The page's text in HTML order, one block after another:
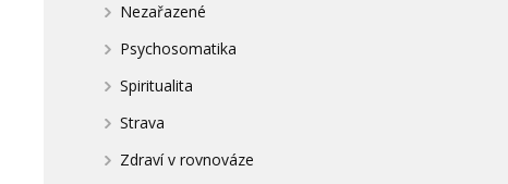
Nezařazené
Psychosomatika
Spiritualita
Strava
Zdraví v rovnováze